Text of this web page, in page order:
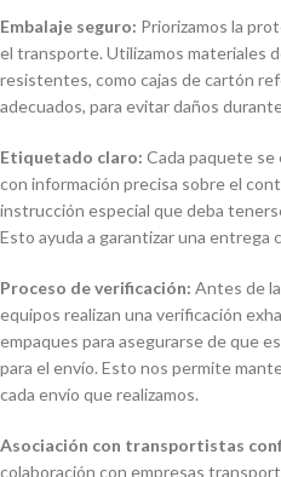
Embalaje seguro: Priorizamos la
el transporte. Utilizamos materiales
resistentes, como cajas de cartón
adecuados, para evitar daños
Etiquetado claro: Cada paquete se
con información precisa sobre el
instrucción especial que deba
Esto ayuda a garantizar una
Proceso de verificación: Antes de
equipos realizan una verificación
empaques para asegurarse de que
para el envío. Esto nos permite
cada envío que realizamos.
Asociación con transportistas
colaboración con empresas